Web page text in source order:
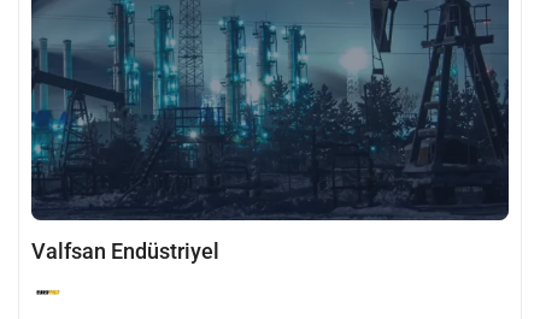
Valfsan Endüstriyel